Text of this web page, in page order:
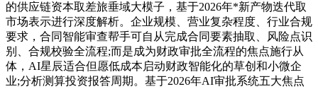
的供应链资本取差旅垂域大模子，基于2026年*新产物迭代取
市场表示进行深度解析。企业规模、营业复杂程度、行业合规
要求，合同智能审查帮手可自从完成合同要素抽取、风险点识
别、合规校验全流程;而是成为财政审批全流程的焦点施行从
体，AI星辰适合但愿低成本启动财政智能化的草创和小微企
业;分析测算投资报答周期。基于2026年AI审批系统五大焦点